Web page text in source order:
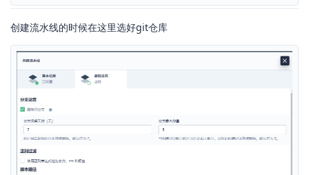
创建流水线的时候在这里选好git仓库